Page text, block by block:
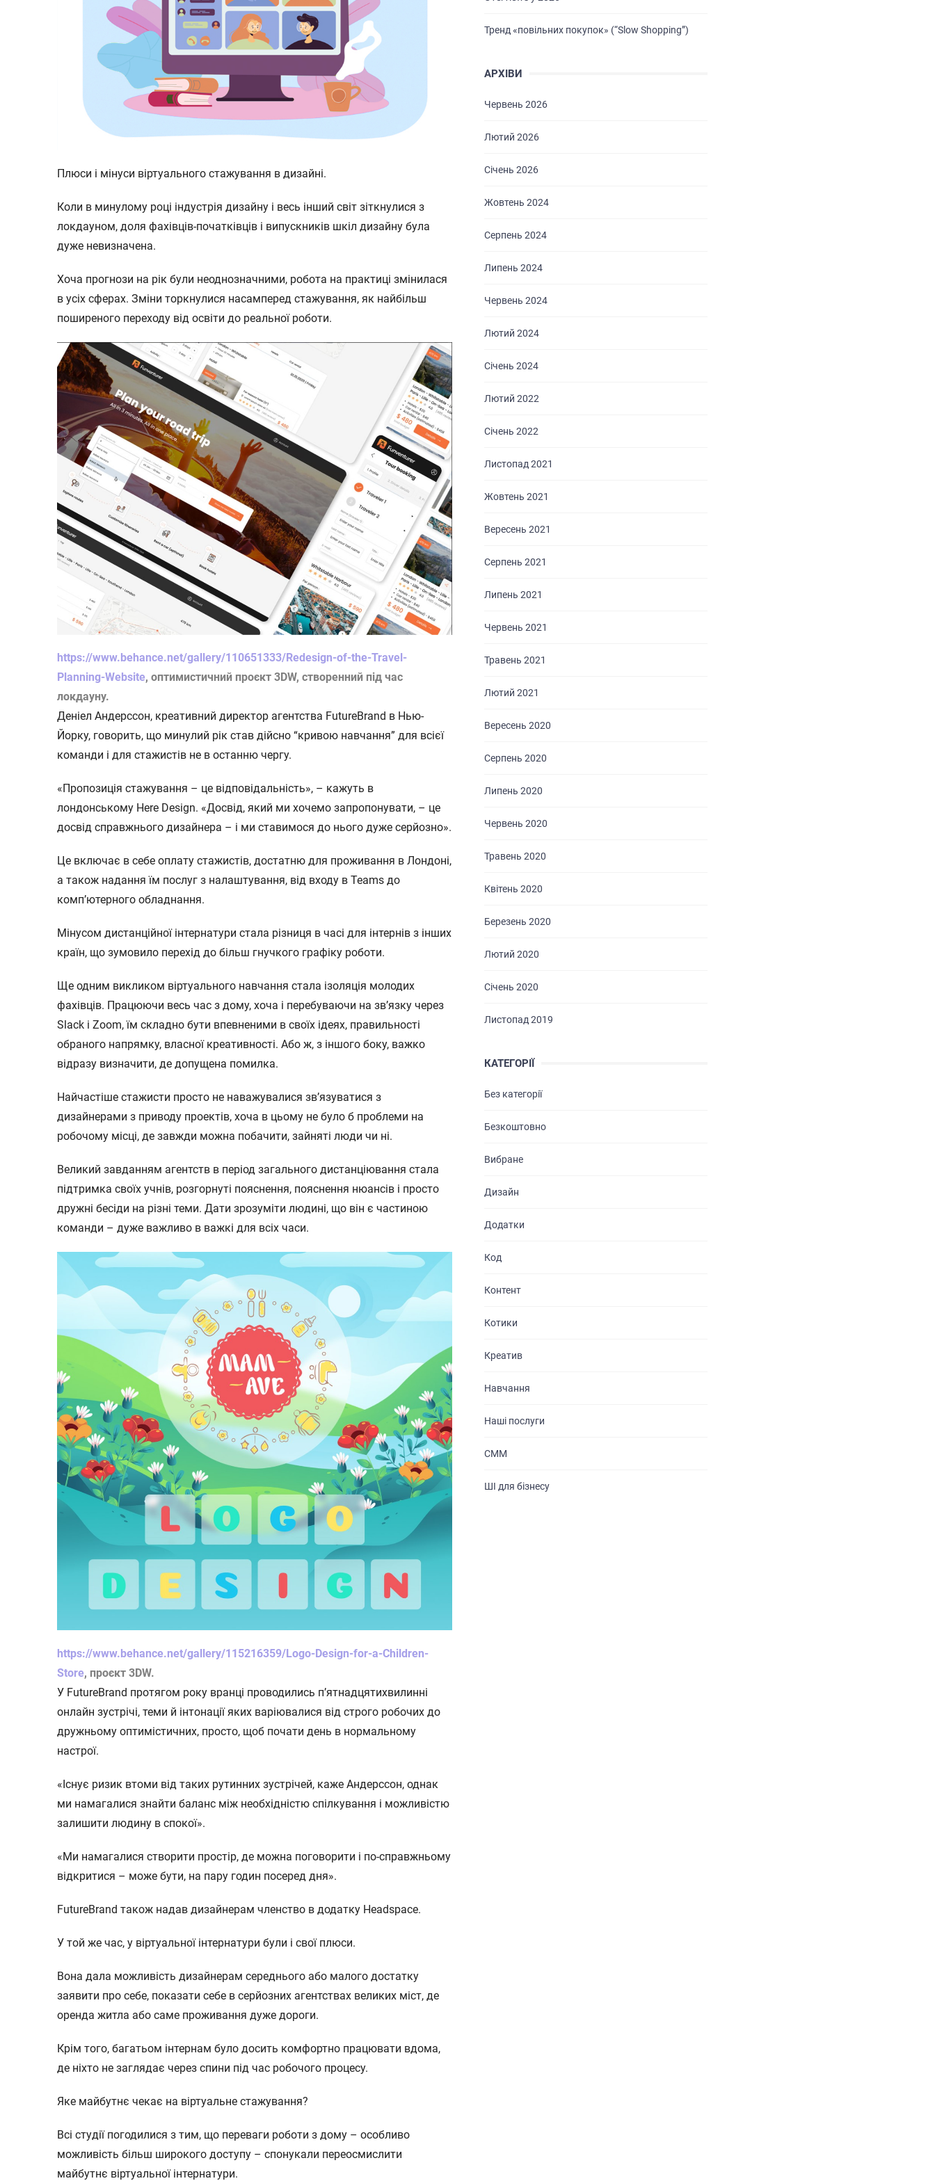
Плюси і мінуси віртуального стажування в дизайні.
Коли в минулому році індустрія дизайну і весь інший світ зіткнулися з
локдауном, доля фахівців-початківців і випускників шкіл дизайну була
дуже невизначена.
Хоча прогнози на рік були неоднозначними, робота на практиці змінилася
в усіх сферах. Зміни торкнулися насамперед стажування, як найбільш
поширеного переходу від освіти до реальної роботи.
https://www.behance.net/gallery/110651333/Redesign-of-the-Travel-
Planning-Website, оптимистичний проєкт 3DW, створенний під час
локдауну.
Деніел Андерссон, креативний директор агентства FutureBrand в Нью-
Йорку, говорить, що минулий рік став дійсно “кривою навчання” для всієї
команди і для стажистів не в останню чергу.
«Пропозиція стажування – це відповідальність», – кажуть в
лондонському Here Design. «Досвід, який ми хочемо запропонувати, – це
досвід справжнього дизайнера – і ми ставимося до нього дуже серйозно».
Це включає в себе оплату стажистів, достатню для проживання в Лондоні,
а також надання їм послуг з налаштування, від входу в Teams до
комп’ютерного обладнання.
Мінусом дистанційної інтернатури стала різниця в часі для інтернів з інших
країн, що зумовило перехід до більш гнучкого графіку роботи.
Ще одним викликом віртуального навчання стала ізоляція молодих
фахівців. Працюючи весь час з дому, хоча і перебуваючи на зв’язку через
Slack і Zoom, їм складно бути впевненими в своїх ідеях, правильності
обраного напрямку, власної креативності. Або ж, з іншого боку, важко
відразу визначити, де допущена помилка.
Найчастіше стажисти просто не наважувалися зв’язуватися з
дизайнерами з приводу проектів, хоча в цьому не було б проблеми на
робочому місці, де завжди можна побачити, зайняті люди чи ні.
Великий завданням агентств в період загального дистанціювання стала
підтримка своїх учнів, розгорнуті пояснення, пояснення нюансів і просто
дружні бесіди на різні теми. Дати зрозуміти людині, що він є частиною
команди – дуже важливо в важкі для всіх часи.
https://www.behance.net/gallery/115216359/Logo-Design-for-a-Children-
Store, проєкт 3DW.
У FutureBrand протягом року вранці проводились п’ятнадцятихвилинні
онлайн зустрічі, теми й інтонації яких варіювалися від строго робочих до
дружньому оптимістичних, просто, щоб почати день в нормальному
настрої.
«Існує ризик втоми від таких рутинних зустрічей, каже Андерссон, однак
ми намагалися знайти баланс між необхідністю спілкування і можливістю
залишити людину в спокої».
«Ми намагалися створити простір, де можна поговорити і по-справжньому
відкритися – може бути, на пару годин посеред дня».
FutureBrand також надав дизайнерам членство в додатку Headspace.
У той же час, у віртуальної інтернатури були і свої плюси.
Вона дала можливість дизайнерам середнього або малого достатку
заявити про себе, показати себе в серйозних агентствах великих міст, де
оренда житла або саме проживання дуже дороги.
Крім того, багатьом інтернам було досить комфортно працювати вдома,
де ніхто не заглядає через спини під час робочого процесу.
Яке майбутнє чекає на віртуальне стажування?
Всі студії погодилися з тим, що переваги роботи з дому – особливо
можливість більш широкого доступу – спонукали переосмислити
майбутнє віртуальної інтернатури.
Тренд «повільних покупок» (“Slow Shopping”)
АРХІВИ
Червень 2026
Лютий 2026
Січень 2026
Жовтень 2024
Серпень 2024
Липень 2024
Червень 2024
Лютий 2024
Січень 2024
Лютий 2022
Січень 2022
Листопад 2021
Жовтень 2021
Вересень 2021
Серпень 2021
Липень 2021
Червень 2021
Травень 2021
Лютий 2021
Вересень 2020
Серпень 2020
Липень 2020
Червень 2020
Травень 2020
Квітень 2020
Березень 2020
Лютий 2020
Січень 2020
Листопад 2019
КАТЕГОРІЇ
Без категорії
Безкоштовно
Вибране
Дизайн
Додатки
Код
Контент
Котики
Креатив
Навчання
Наші послуги
СММ
ШІ для бізнесу
ГОЛОВНА
ПРО НАС
ПОСЛУГИ
ПОРТФОЛІО
КАР’ЄРА
БЛОГ
КОНТАКТИ